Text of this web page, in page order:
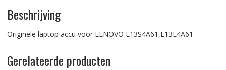
Beschrijving
Originele laptop accu voor LENOVO L13S4A61,L13L4A61
Gerelateerde producten